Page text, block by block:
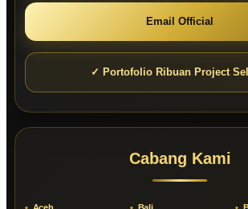
Email Official
✓ Portofolio Ribuan Project
Cabang Kami